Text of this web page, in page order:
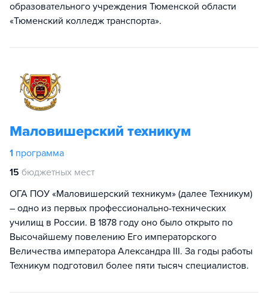
образовательного учреждения Тюменской области
«Тюменский колледж транспорта».
Маловишерский техникум
1 программа
15 бюджетных мест
ОГА ПОУ «Маловишерский техникум» (далее Техникум)
– одно из первых профессионально-технических
училищ в России. В 1878 году оно было открыто по
Высочайшему повелению Его императорского
Величества императора Александра III. За годы работы
Техникум подготовил более пяти тысяч специалистов.